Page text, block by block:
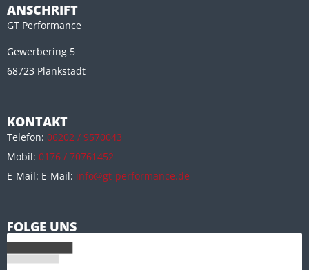
ANSCHRIFT
GT Performance
Gewerbering 5
68723 Plankstadt
KONTAKT
Telefon: 06202 / 9570043
Mobil: 0176 / 70761452
E-Mail: E-Mail: info@gt-performance.de
FOLGE UNS